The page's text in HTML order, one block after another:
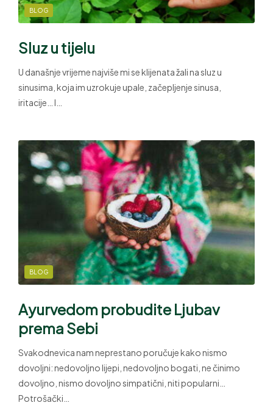
BLOG
Sluz u tijelu
U današnje vrijeme najviše mi se klijenata žali na sluz u
sinusima, koja im uzrokuje upale, začepljenje sinusa,
iritacije… I…
BLOG
Ayurvedom probudite Ljubav
prema Sebi
Svakodnevica nam neprestano poručuje kako nismo
dovoljni: nedovoljno lijepi, nedovoljno bogati, ne činimo
dovoljno, nismo dovoljno simpatični, niti popularni…
Potrošački…